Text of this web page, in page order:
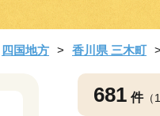
四国地方 香川県 三木町
681 件（